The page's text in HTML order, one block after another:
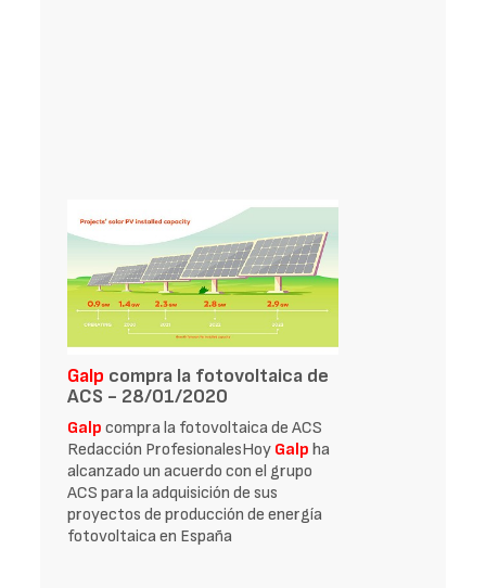
Galp compra la fotovoltaica de
ACS - 28/01/2020
Galp compra la fotovoltaica de ACS
Redacción ProfesionalesHoy Galp ha
alcanzado un acuerdo con el grupo
ACS para la adquisición de sus
proyectos de producción de energía
fotovoltaica en España